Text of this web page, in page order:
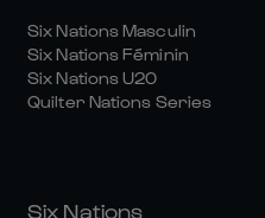
Six Nations Masculin
Six Nations Féminin
Six Nations U20
Quilter Nations Series
Six Nations